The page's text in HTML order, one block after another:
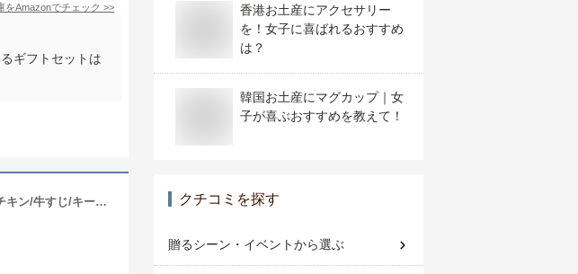
をAmazonでチェック >>
ギフトセットは
【食べ比べセット】無印 良品 素材を生かしたカレー 5種(牛ばら/グリーン/バターチキン/牛すじ/キーマ) 詰め合わせ アソート レトルトカレー 常温保存 MUJI ストック
香港お土産にアクセサリー
を！女子に喜ばれるおすすめ
は？
韓国お土産にマグカップ｜女
子が喜ぶおすすめを教えて！
クチコミを探す
贈るシーン・イベントから選ぶ